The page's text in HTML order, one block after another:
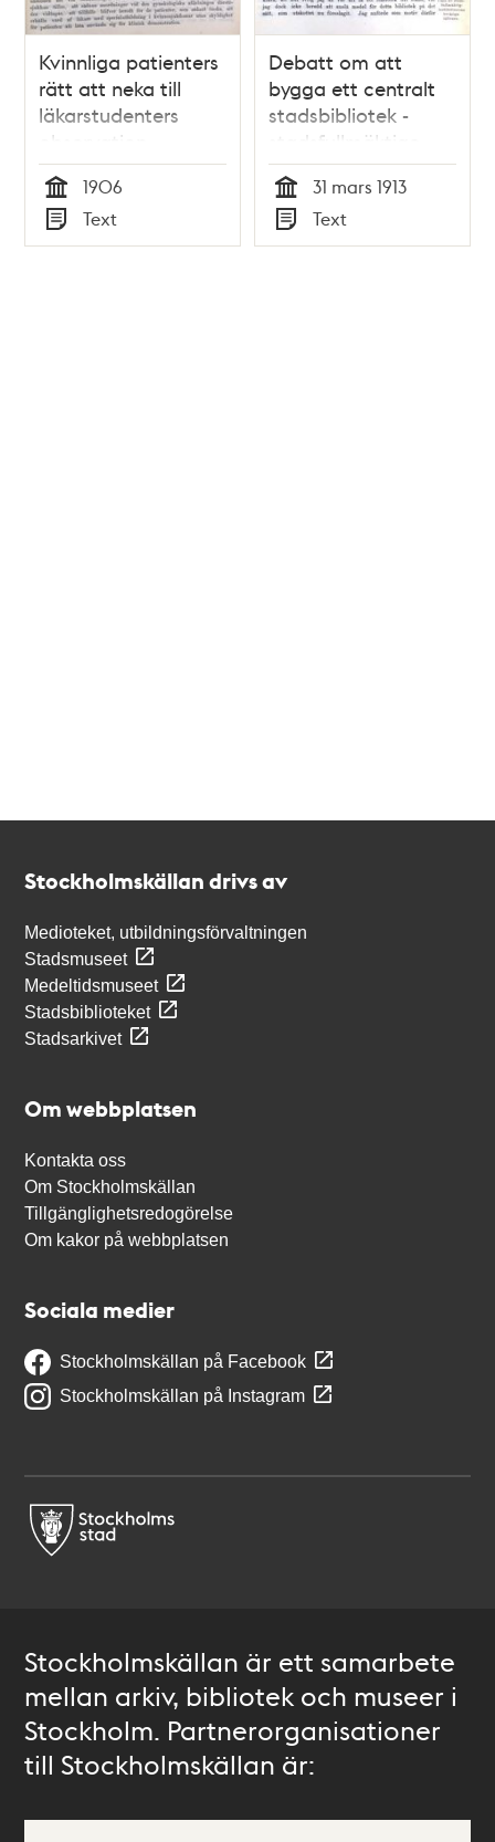
Kvinnliga patienters
rätt att neka till
läkarstudenters
observation -
debatt i
stadsfullmäktige
1906
Tid
1906
Typ
Text
Debatt om att
bygga ett centralt
stadsbibliotek -
stadsfullmäktige
1913
Tid
31 mars 1913
Typ
Text
Stockholmskällan drivs av
Medioteket, utbildningsförvaltningen
Stadsmuseet
Medeltidsmuseet
Stadsbiblioteket
Stadsarkivet
Om webbplatsen
Kontakta oss
Om Stockholmskällan
Tillgänglighetsredogörelse
Om kakor på webbplatsen
Sociala medier
Stockholmskällan på Facebook
Stockholmskällan på Instagram
Stockholmskällan är ett samarbete
mellan arkiv, bibliotek och museer i
Stockholm. Partnerorganisationer
till Stockholmskällan är: